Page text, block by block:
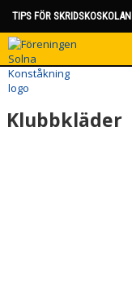
TIPS FÖR SKRIDSKOSKOLAN
HEM
KLUBBKLÄDER
Klubbkläder